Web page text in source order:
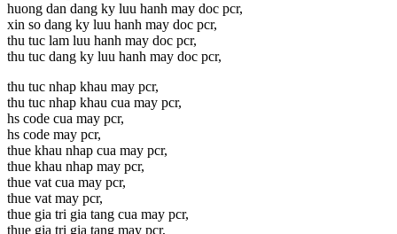
huong dan dang ky luu hanh may doc pcr,
xin so dang ky luu hanh may doc pcr,
thu tuc lam luu hanh may doc pcr,
thu tuc dang ky luu hanh may doc pcr,
thu tuc nhap khau may pcr,
thu tuc nhap khau cua may pcr,
hs code cua may pcr,
hs code may pcr,
thue khau nhap cua may pcr,
thue khau nhap may pcr,
thue vat cua may pcr,
thue vat may pcr,
thue gia tri gia tang cua may pcr,
thue gia tri gia tang may pcr,